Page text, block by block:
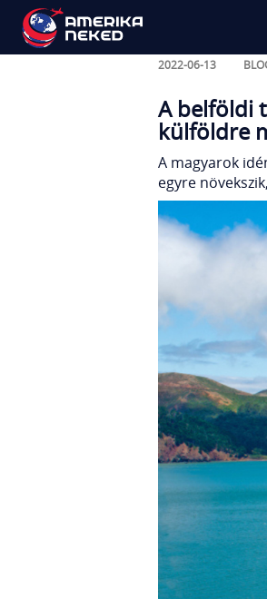
A
2022-06-13
A belföldi
külföldre
A magyarok
egyre